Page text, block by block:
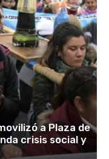
a Plaza de
crisis social y